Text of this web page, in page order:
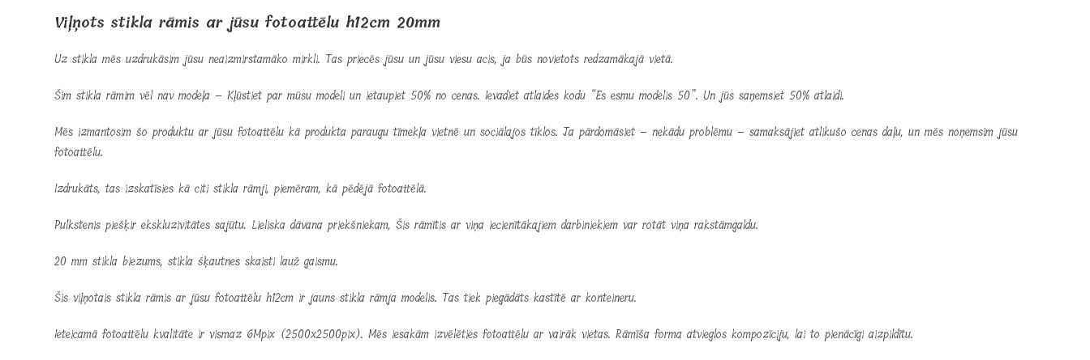
Viļņots stikla rāmis ar jūsu fotoattēlu h12cm 20mm
Uz stikla mēs uzdrukāsim jūsu neaizmirstamāko mirkli. Tas priecēs jūsu un jūsu viesu acis, ja būs novietots redzamākajā vietā.
Šim stikla rāmim vēl nav modeļa – Kļūstiet par mūsu modeli un ietaupiet 50% no cenas. Ievadiet atlaides kodu “Es esmu modelis 50”. Un jūs saņemsiet 50% atlaidi.
Mēs izmantosim šo produktu ar jūsu fotoattēlu kā produkta paraugu tīmekļa vietnē un sociālajos tīklos. Ja pārdomāsiet – nekādu problēmu – samaksājiet atlikušo cenas daļu, un mēs noņemsim jūsu
fotoattēlu.
Izdrukāts, tas izskatīsies kā citi stikla rāmji, piemēram, kā pēdējā fotoattēlā.
Pulkstenis piešķir ekskluzivitātes sajūtu. Lieliska dāvana priekšniekam, Šis rāmītis ar viņa iecienītākajiem darbiniekiem var rotāt viņa rakstāmgaldu.
20 mm stikla biezums, stikla šķautnes skaisti lauž gaismu.
Šis viļņotais stikla rāmis ar jūsu fotoattēlu h12cm ir jauns stikla rāmja modelis. Tas tiek piegādāts kastītē ar konteineru.
Ieteicamā fotoattēlu kvalitāte ir vismaz 6Mpix (2500x2500pix). Mēs iesakām izvēlēties fotoattēlu ar vairāk vietas. Rāmīša forma atvieglos kompozīciju, lai to pienācīgi aizpildītu.